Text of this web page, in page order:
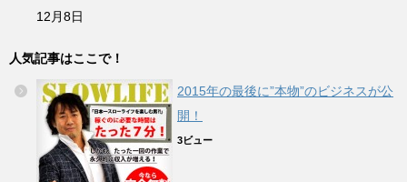
12月8日
人気記事はここで！
2015年の最後に”本物”のビジネスが公
開！
3ビュー